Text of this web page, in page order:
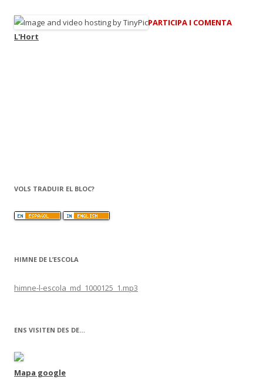
PARTICIPA I COMENTA
L'Hort
VOLS TRADUIR EL BLOC?
HIMNE DE L’ESCOLA
himne-l-escola_md_1000125_1.mp3
ENS VISITEN DES DE…
Mapa google